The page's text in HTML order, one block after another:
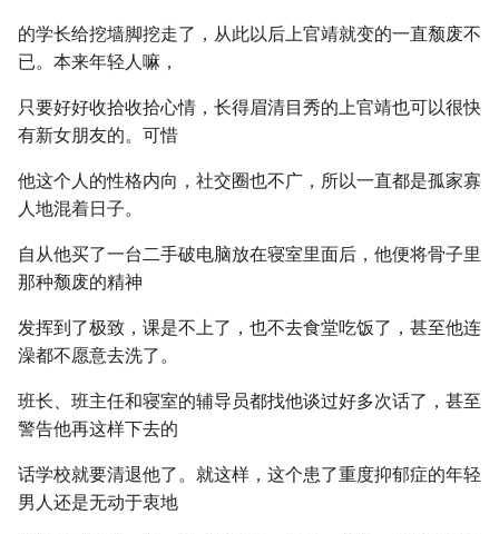
的学长给挖墙脚挖走了，从此以后上官靖就变的一直颓废不
已。本来年轻人嘛，
只要好好收拾收拾心情，长得眉清目秀的上官靖也可以很快
有新女朋友的。可惜
他这个人的性格内向，社交圈也不广，所以一直都是孤家寡
人地混着日子。
自从他买了一台二手破电脑放在寝室里面后，他便将骨子里
那种颓废的精神
发挥到了极致，课是不上了，也不去食堂吃饭了，甚至他连
澡都不愿意去洗了。
班长、班主任和寝室的辅导员都找他谈过好多次话了，甚至
警告他再这样下去的
话学校就要清退他了。就这样，这个患了重度抑郁症的年轻
男人还是无动于衷地